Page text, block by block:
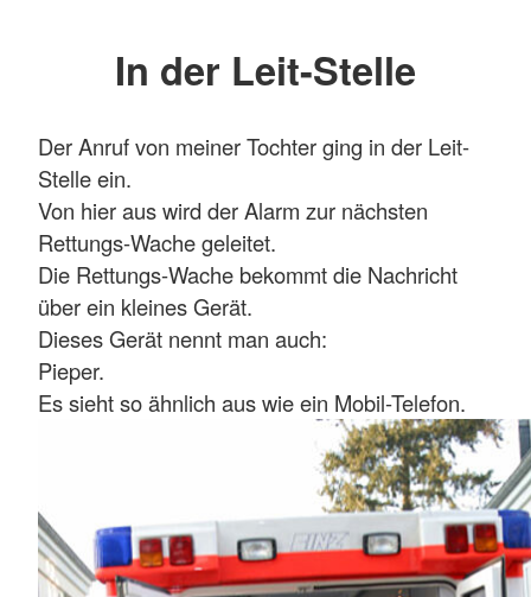
In der Leit-Stelle
Der Anruf von meiner Tochter ging in der Leit-
Stelle ein.
Von hier aus wird der Alarm zur nächsten
Rettungs-Wache geleitet.
Die Rettungs-Wache bekommt die Nachricht
über ein kleines Gerät.
Dieses Gerät nennt man auch:
Pieper.
Es sieht so ähnlich aus wie ein Mobil-Telefon.